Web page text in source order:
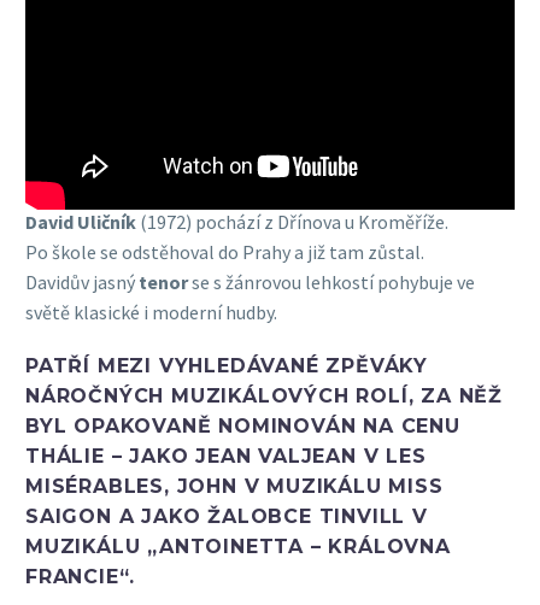
David Uličník (1972) pochází z Dřínova u Kroměříže.
Po škole se odstěhoval do Prahy a již tam zůstal.
Davidův jasný tenorse s žánrovou lehkostí pohybuje ve
světě klasické i moderní hudby.
PATŘÍ MEZI VYHLEDÁVANÉ ZPĚVÁKY
NÁROČNÝCH MUZIKÁLOVÝCH ROLÍ, ZA NĚŽ
BYL OPAKOVANĚ NOMINOVÁN NA CENU
THÁLIE – JAKO JEAN VALJEAN V LES
MISÉRABLES, JOHN V MUZIKÁLU MISS
SAIGON A JAKO ŽALOBCE TINVILL V
MUZIKÁLU „ANTOINETTA – KRÁLOVNA
FRANCIE“.